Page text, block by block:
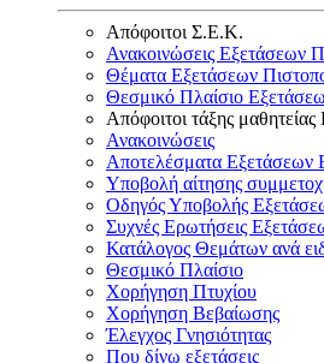
Απόφοιτοι Σ.Ε.Κ.
Ανακοινώσεις Εξετάσεων
Θέματα Εξετάσεων
Θεσμικό Πλαίσιο
Απόφοιτοι τάξης
Ανακοινώσεις
Αποτελέσματα
Υποβολή αίτησης
Οδηγός Υποβολής
Συχνές Ερωτήσεις
Κατάλογος Θεμάτων ανά
Θεσμικό Πλαίσιο
Χορήγηση Πτυχίου
Χορήγηση Βεβαίωσης
Έλεγχος Γνησιότητας
Που δίνω εξετάσεις